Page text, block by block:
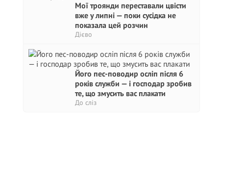
Мої троянди переставали цвісти
вже у липні — поки сусідка не
показала цей розчин
Дієво
Його пес-поводир осліп після 6
років служби — і господар зробив
те, що змусить вас плакати
До сліз